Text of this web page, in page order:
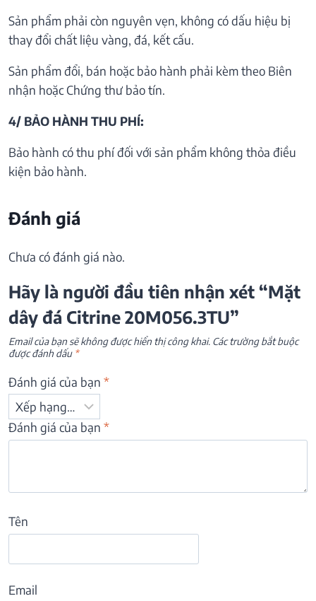
Sản phẩm phải còn nguyên vẹn, không có dấu hiệu bị
thay đổi chất liệu vàng, đá, kết cấu.
Sản phẩm đổi, bán hoặc bảo hành phải kèm theo Biên
nhận hoặc Chứng thư bảo tín.
4/ BẢO HÀNH THU PHÍ:
Bảo hành có thu phí đối với sản phẩm không thỏa điều
kiện bảo hành.
Đánh giá
Chưa có đánh giá nào.
Hãy là người đầu tiên nhận xét “Mặt
dây đá Citrine 20M056.3TU”
Email của bạn sẽ không được hiển thị công khai. Các trường bắt buộc
được đánh dấu *
Đánh giá của bạn *
Đánh giá của bạn *
Tên
Email